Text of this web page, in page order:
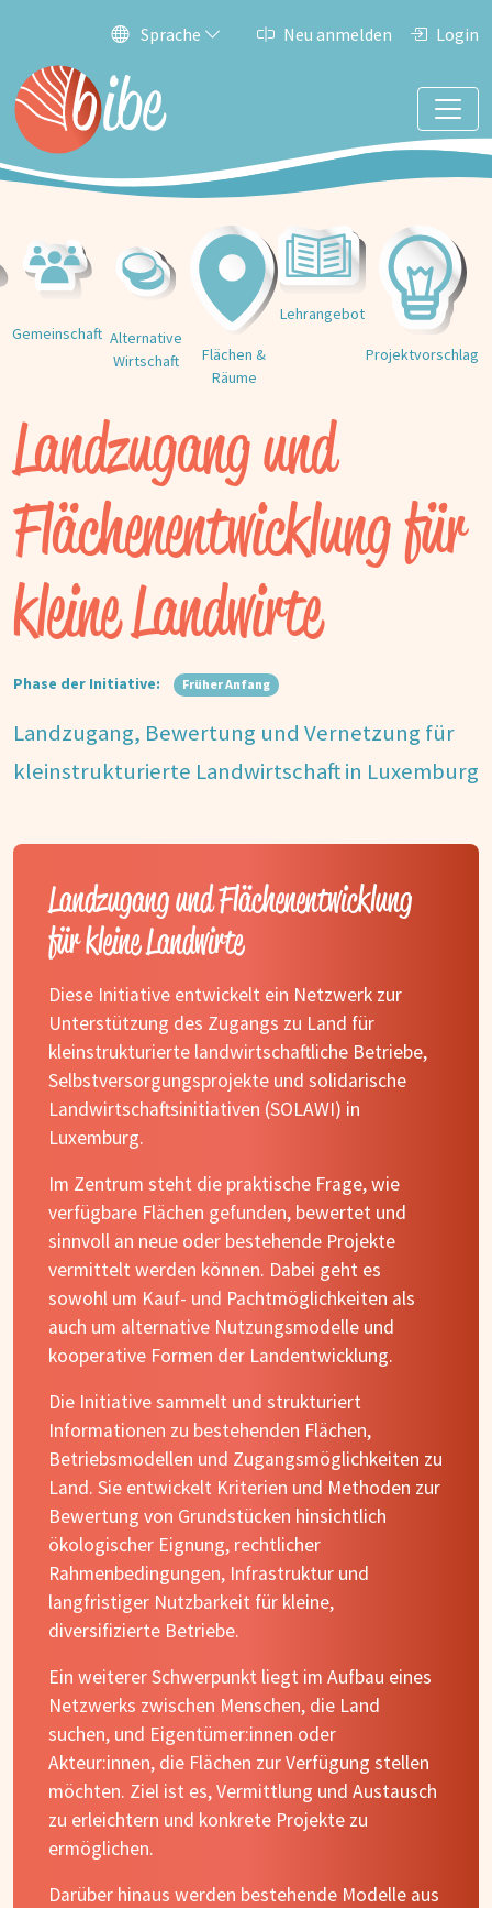
Sprache Neu anmelden Login
Gemeinschaft Alternative
Wirtschaft
Flächen &
Räume
Lehrangebot
Projektvorschlag
Landzugang und
Flächenentwicklung für
kleine Landwirte
Phase der Initiative: Früher Anfang
Landzugang, Bewertung und Vernetzung für
kleinstrukturierte Landwirtschaft in Luxemburg
Landzugang und Flächenentwicklung
für kleine Landwirte
Diese Initiative entwickelt ein Netzwerk zur
Unterstützung des Zugangs zu Land für
kleinstrukturierte landwirtschaftliche Betriebe,
Selbstversorgungsprojekte und solidarische
Landwirtschaftsinitiativen (SOLAWI) in
Luxemburg.
Im Zentrum steht die praktische Frage, wie
verfügbare Flächen gefunden, bewertet und
sinnvoll an neue oder bestehende Projekte
vermittelt werden können. Dabei geht es
sowohl um Kauf- und Pachtmöglichkeiten als
auch um alternative Nutzungsmodelle und
kooperative Formen der Landentwicklung.
Die Initiative sammelt und strukturiert
Informationen zu bestehenden Flächen,
Betriebsmodellen und Zugangsmöglichkeiten zu
Land. Sie entwickelt Kriterien und Methoden zur
Bewertung von Grundstücken hinsichtlich
ökologischer Eignung, rechtlicher
Rahmenbedingungen, Infrastruktur und
langfristiger Nutzbarkeit für kleine,
diversifizierte Betriebe.
Ein weiterer Schwerpunkt liegt im Aufbau eines
Netzwerks zwischen Menschen, die Land
suchen, und Eigentümer:innen oder
Akteur:innen, die Flächen zur Verfügung stellen
möchten. Ziel ist es, Vermittlung und Austausch
zu erleichtern und konkrete Projekte zu
ermöglichen.
Darüber hinaus werden bestehende Modelle aus